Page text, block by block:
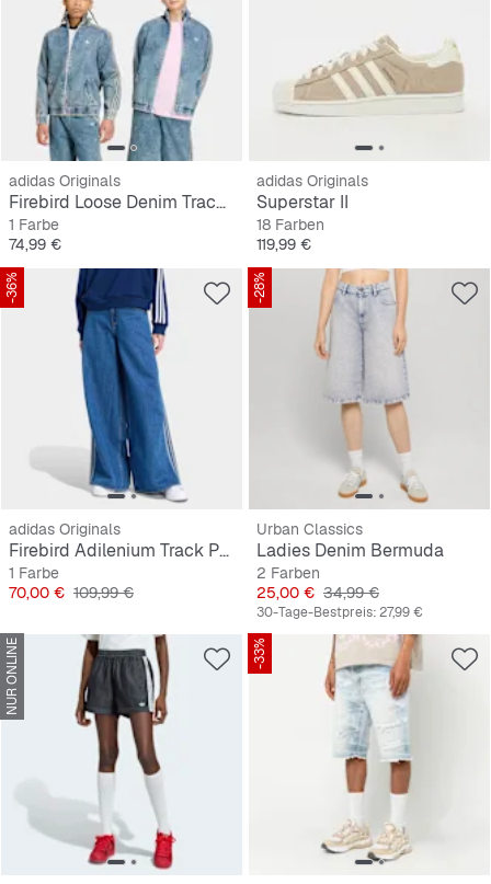
adidas Originals
Firebird Loose Denim Track Top
1 Farbe
Preis
74,99 €
adidas Originals
Superstar II
18 Farben
Preis
119,99 €
-36%
adidas Originals
Firebird Adilenium Track Pants Denim
1 Farbe
Preis
70,00 € Originalpreis
109,99 €
-28%
Urban Classics
Ladies Denim Bermuda
2 Farben
Preis
25,00 € Originalpreis
34,99 €
30-Tage-Bestpreis:27,99 €
NUR ONLINE -33%